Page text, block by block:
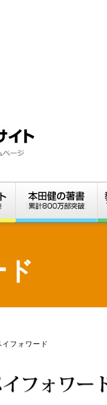
イフォワード